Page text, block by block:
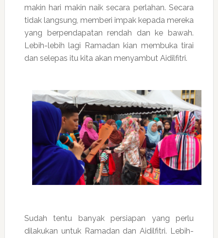
makin hari makin naik secara perlahan. Secara
tidak langsung, memberi impak kepada mereka
yang berpendapatan rendah dan ke bawah.
Lebih-lebih lagi Ramadan kian membuka tirai
dan selepas itu kita akan menyambut Aidilfitri.
Sudah tentu banyak persiapan yang perlu
dilakukan untuk Ramadan dan Aidilfitri. Lebih-